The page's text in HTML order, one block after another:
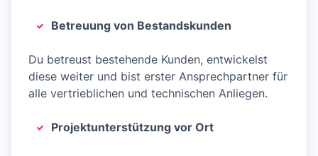
Betreuung von Bestandskunden
Du betreust bestehende Kunden, entwickelst
diese weiter und bist erster Ansprechpartner für
alle vertrieblichen und technischen Anliegen.
Projektunterstützung vor Ort